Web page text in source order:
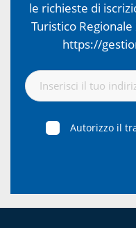
le richieste di
Turistico
https://
Autorizzo il